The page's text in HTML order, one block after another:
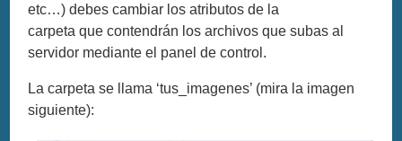
etc…) debes cambiar los atributos de la
carpeta que contendrán los archivos que subas al
servidor mediante el panel de control.
La carpeta se llama ‘tus_imagenes’ (mira la imagen
siguiente):